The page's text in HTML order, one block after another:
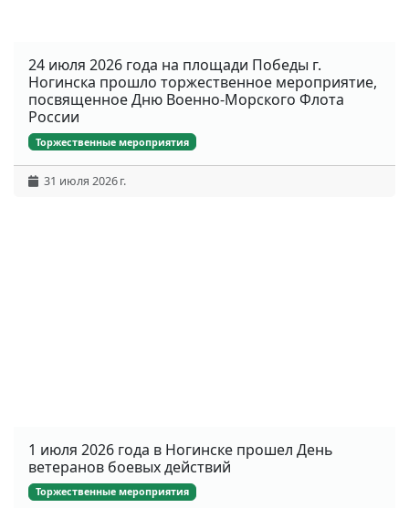
24 июля 2026 года на площади Победы г.
Ногинска прошло торжественное мероприятие,
посвященное Дню Военно-Морского Флота
России
Торжественные мероприятия
31 июля 2026 г.
1 июля 2026 года в Ногинске прошел День
ветеранов боевых действий
Торжественные мероприятия